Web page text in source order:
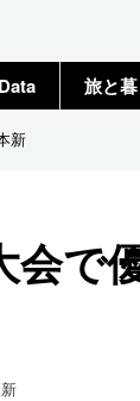
旅と
新
会